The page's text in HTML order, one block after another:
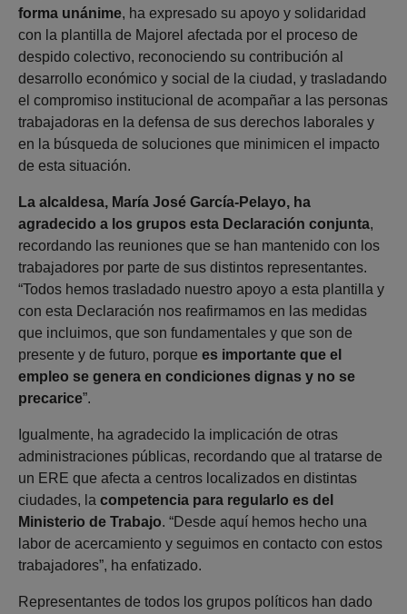
forma unánime, ha expresado su apoyo y solidaridad
con la plantilla de Majorel afectada por el proceso de
despido colectivo, reconociendo su contribución al
desarrollo económico y social de la ciudad, y trasladando
el compromiso institucional de acompañar a las personas
trabajadoras en la defensa de sus derechos laborales y
en la búsqueda de soluciones que minimicen el impacto
de esta situación.
La alcaldesa, María José García-Pelayo, ha
agradecido a los grupos esta Declaración conjunta,
recordando las reuniones que se han mantenido con los
trabajadores por parte de sus distintos representantes.
“Todos hemos trasladado nuestro apoyo a esta plantilla y
con esta Declaración nos reafirmamos en las medidas
que incluimos, que son fundamentales y que son de
presente y de futuro, porque es importante que el
empleo se genera en condiciones dignas y no se
precarice”.
Igualmente, ha agradecido la implicación de otras
administraciones públicas, recordando que al tratarse de
un ERE que afecta a centros localizados en distintas
ciudades, la competencia para regularlo es del
Ministerio de Trabajo. “Desde aquí hemos hecho una
labor de acercamiento y seguimos en contacto con estos
trabajadores”, ha enfatizado.
Representantes de todos los grupos políticos han dado